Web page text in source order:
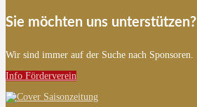
Sie möchten uns unterstützen?
Wir sind immer auf der Suche nach Sponsoren.
Info Förderverein